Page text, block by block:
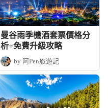
曼谷雨季機酒套票價格分
析+免費升級攻略
by 阿Pen旅遊記